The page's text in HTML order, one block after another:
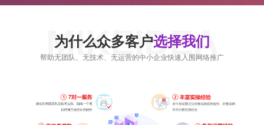
为什么众多客户选择我们
帮助无团队、无技术、无运营的中小企业快速入围网络推广
MIKEIDEA